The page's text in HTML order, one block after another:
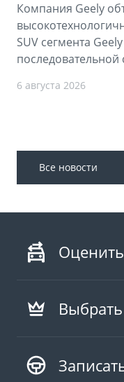
Компания Geely
SUV сегмента
последовательной
6 августа 2026
Все новости